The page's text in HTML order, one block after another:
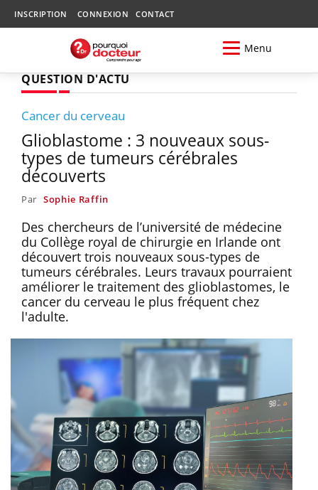
INSCRIPTION CONNEXION CONTACT
Menu
QUESTION D'ACTU
Cancer du cerveau
Glioblastome : 3 nouveaux sous-
types de tumeurs cérébrales
découverts
Par Sophie Raffin
Des chercheurs de l’université de médecine
du Collège royal de chirurgie en Irlande ont
découvert trois nouveaux sous-types de
tumeurs cérébrales. Leurs travaux pourraient
améliorer le traitement des glioblastomes, le
cancer du cerveau le plus fréquent chez
l'adulte.